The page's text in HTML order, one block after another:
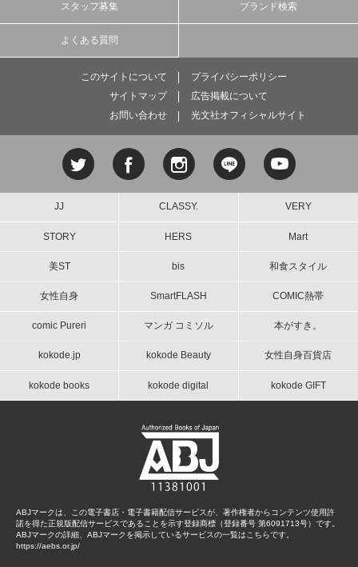
スタッフ募集 ブランド検索
よくある質問
このサイトについて
プライバシーポリシー
サイトマップ
広告掲載について
お問い合わせ
光文社オフィシャルサイト
JJ CLASSY. VERY
STORY HERS Mart
美ST bis 和食スタイル
女性自身 SmartFLASH COMIC熱帯
comic Pureri マンガ コミソル 本がすき。
kokode.jp kokode Beauty 女性自身百貨店
kokode books kokode digital kokode GIFT
ABJマークは、この電子書店・電子書籍配信サービスが、著作権者からコンテンツ使用許
諾を得た正規版配信サービスであることを示す登録商標（登録番号 第6091713号）です。
ABJマークの詳細、ABJマークを掲示しているサービスの一覧はこちらです。
https://aebs.or.jp/